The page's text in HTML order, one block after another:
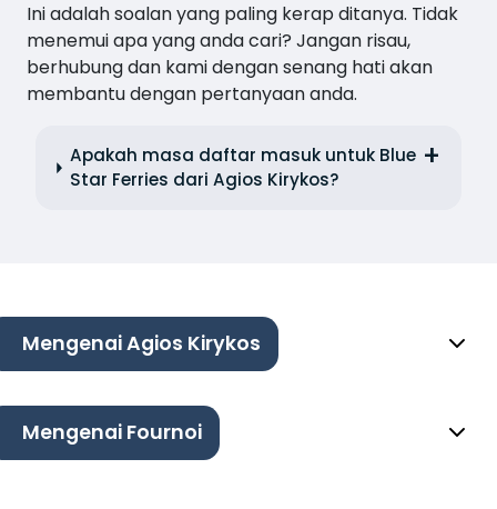
Ini adalah soalan yang paling kerap ditanya. Tidak
menemui apa yang anda cari? Jangan risau,
berhubung dan kami dengan senang hati akan
membantu dengan pertanyaan anda.
Apakah masa daftar masuk untuk Blue
Star Ferries dari Agios Kirykos?
Mengenai Agios Kirykos
Mengenai Fournoi